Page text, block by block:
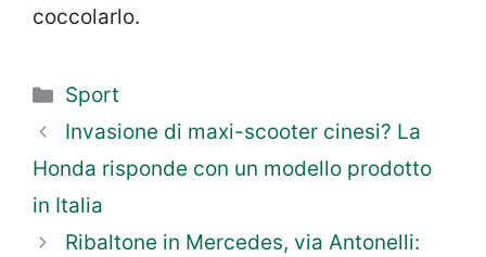
coccolarlo.
Categorie
Sport
Invasione di maxi-scooter cinesi? La
Honda risponde con un modello prodotto
in Italia
Ribaltone in Mercedes, via Antonelli: